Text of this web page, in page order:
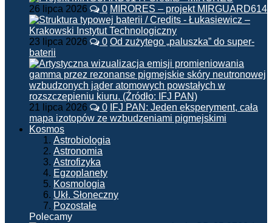
26 lipca 2026 0 MIRORES – projekt MIRGUARD614
23 lipca 2026 0 Od zużytego „paluszka” do super-
baterii
21 lipca 2026 0 IFJ PAN: Jeden eksperyment, cała
mapa izotopów ze wzbudzeniami pigmejskimi
Kosmos
Astrobiologia
Astronomia
Astrofizyka
Egzoplanety
Kosmologia
Ukł. Słoneczny
Pozostałe
Polecamy